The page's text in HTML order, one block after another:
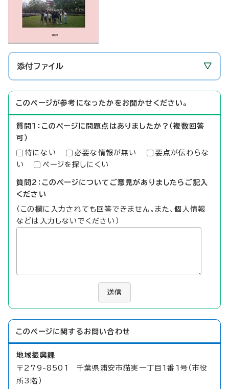
添付ファイル
このページが参考になったかをお聞かせください。
質問1：このページに問題点はありましたか？（複数回答
可）
特にない 必要な情報が無い
要点が伝わらな
い
ページを探しにくい
質問2：このページについてご意見がありましたらご記入
ください
（この欄に入力されても回答できません。また、個人情報
などは入力しないでください）
送信
このページに関する お問い合わせ
地域振興課
〒279-8501 千葉県浦安市猫実一丁目1番1号（市役
所3階）